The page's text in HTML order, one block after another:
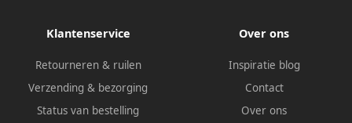
Klantenservice
Retourneren & ruilen
Verzending & bezorging
Status van bestelling
Over ons
Inspiratie blog
Contact
Over ons